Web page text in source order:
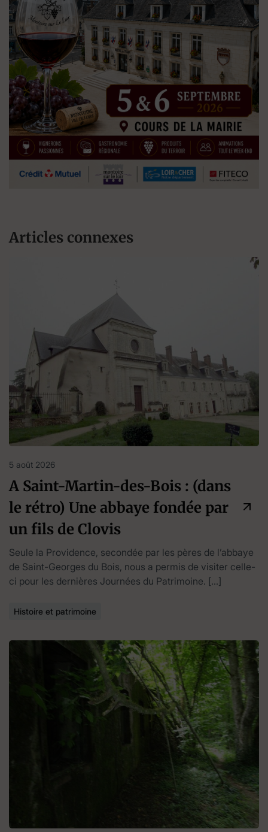
Articles connexes
5 août 2026
A Saint-Martin-des-Bois : (dans
le rétro) Une abbaye fondée par
un fils de Clovis
Seule la Providence, secondée par les pères de l’abbaye
de Saint-Georges du Bois, nous a permis de visiter celle-
ci pour les dernières Journées du Patrimoine. […]
Histoire et patrimoine